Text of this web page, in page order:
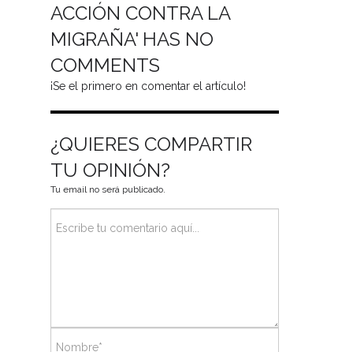
ACCIÓN CONTRA LA
MIGRAÑA' HAS NO
COMMENTS
¡Se el primero en comentar el artículo!
¿QUIERES COMPARTIR
TU OPINIÓN?
Tu email no será publicado.